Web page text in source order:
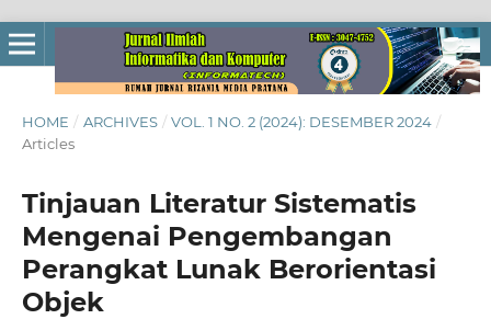
HOME / ARCHIVES / VOL. 1 NO. 2 (2024): DESEMBER 2024 /
Articles
Tinjauan Literatur Sistematis
Mengenai Pengembangan
Perangkat Lunak Berorientasi
Objek